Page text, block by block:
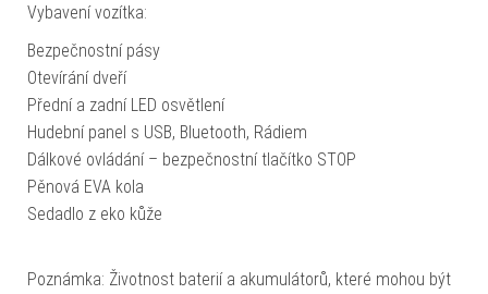
Vybavení vozítka:
Bezpečnostní pásy
Otevírání dveří
Přední a zadní LED osvětlení
Hudební panel s USB, Bluetooth, Rádiem
Dálkové ovládání – bezpečnostní tlačítko STOP
Pěnová EVA kola
Sedadlo z eko kůže
Poznámka: Životnost baterií a akumulátorů, které mohou být